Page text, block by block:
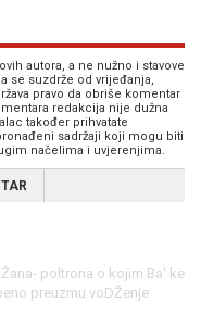
autora, a ne nužno i stavove
se suzdrže od vrijeđanja,
pravo da obriše komentar
redakcija nije dužna
također prihvatate
sadržaji koji mogu biti
načelima i uvjerenjima.
poltrona o kojim Ba' ke
preuzmu voDŽenje